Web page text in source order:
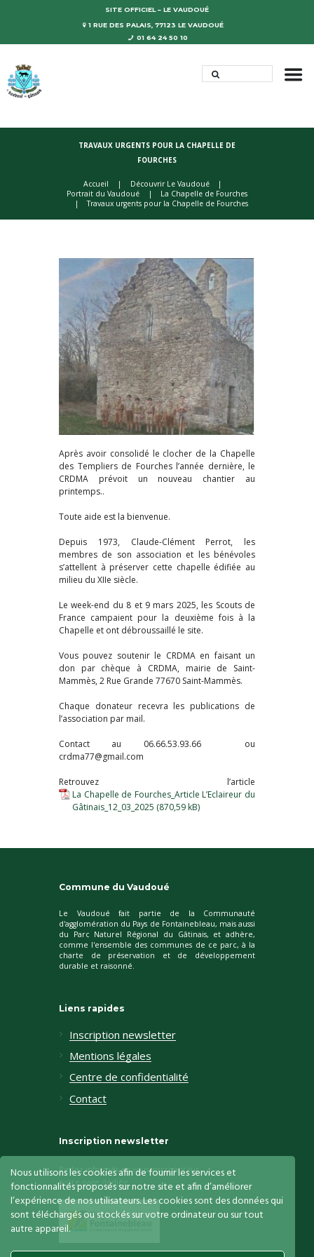
SITE OFFICIEL – LE VAUDOUÉ
1 RUE DES PALAIS, 77123 LE VAUDOUÉ
01 64 24 50 10
TRAVAUX URGENTS POUR LA CHAPELLE DE
FOURCHES
Accueil
Découvrir Le Vaudoué
Portrait du Vaudoué
La Chapelle de Fourches
Travaux urgents pour la Chapelle de Fourches
Après avoir consolidé le clocher de la Chapelle
des Templiers de Fourches l’année dernière, le
CRDMA prévoit un nouveau chantier au
printemps..
Toute aide est la bienvenue.
Depuis 1973, Claude-Clément Perrot, les
membres de son association et les bénévoles
s’attellent à préserver cette chapelle édifiée au
milieu du XIIe siècle.
Le week-end du 8 et 9 mars 2025, les Scouts de
France campaient pour la deuxième fois à la
Chapelle et ont débroussaillé le site.
Vous pouvez soutenir le CRDMA en faisant un
don par chèque à CRDMA, mairie de Saint-
Mammès, 2 Rue Grande 77670 Saint-Mammès.
Chaque donateur recevra les publications de
l’association par mail.
Contact au 06.66.53.93.66 ou
crdma77@gmail.com
Retrouvez l’article
La Chapelle de Fourches_Article L’Eclaireur du
Gâtinais_12_03_2025
Commune du Vaudoué
Le Vaudoué fait partie de la Communauté
d'agglomération du Pays de Fontainebleau, mais aussi
du Parc Naturel Régional du Gâtinais, et adhère,
comme l'ensemble des communes de ce parc, à la
charte de préservation et de développement
durable et raisonné.
Liens rapides
Inscription newsletter
Mentions légales
Centre de confidentialité
Contact
Inscription newsletter
Restez informés en vous inscrivant sur
notre page dédiée
Nous utilisons les cookies afin de fournir les services et
fonctionnalités proposés sur notre site et afin d’améliorer
l’expérience de nos utilisateurs. Les cookies sont des données qui
sont téléchargés ou stockés sur votre ordinateur ou sur tout
autre appareil.